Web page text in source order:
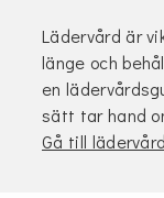
Lädervård är
länge och
en
sätt tar hand
Gå till